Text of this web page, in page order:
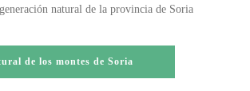
natural de la provincia de Soria
de los montes de Soria